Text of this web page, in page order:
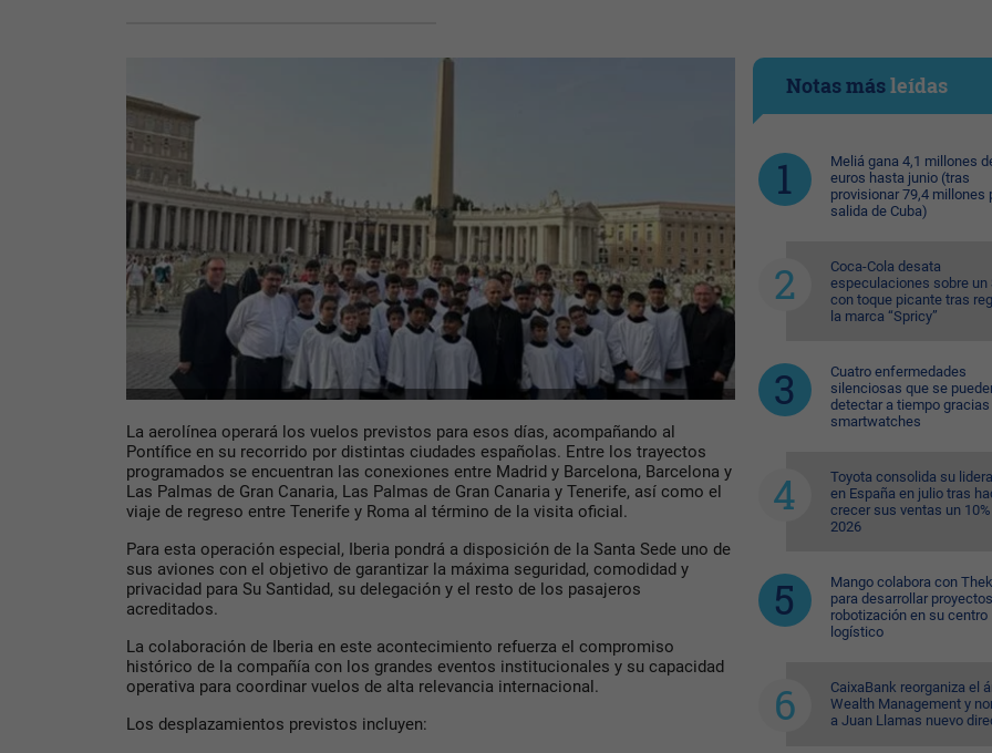
La aerolínea operará los vuelos previstos para esos días, acompañando al
Pontífice en su recorrido por distintas ciudades españolas. Entre los trayectos
programados se encuentran las conexiones entre Madrid y Barcelona, Barcelona y
Las Palmas de Gran Canaria, Las Palmas de Gran Canaria y Tenerife, así como el
viaje de regreso entre Tenerife y Roma al término de la visita oficial.
Para esta operación especial, Iberia pondrá a disposición de la Santa Sede uno de
sus aviones con el objetivo de garantizar la máxima seguridad, comodidad y
privacidad para Su Santidad, su delegación y el resto de los pasajeros
acreditados.
La colaboración de Iberia en este acontecimiento refuerza el compromiso
histórico de la compañía con los grandes eventos institucionales y su capacidad
operativa para coordinar vuelos de alta relevancia internacional.
Los desplazamientos previstos incluyen:
Notas másleídas
Meliá gana 4,1 millones
euros hasta junio (tras
provisionar 79,4 millones
salida de Cuba)
Coca-Cola desata
especulaciones sobre un
con toque picante tras
la marca “Spricy”
Cuatro enfermedades
silenciosas que se
detectar a tiempo gracias
smartwatches
Toyota consolida su
en España en julio tras
crecer sus ventas un
2026
Mango colabora con
para desarrollar
robotización en su centro
logístico
CaixaBank reorganiza el
Wealth Management y
a Juan Llamas nuevo